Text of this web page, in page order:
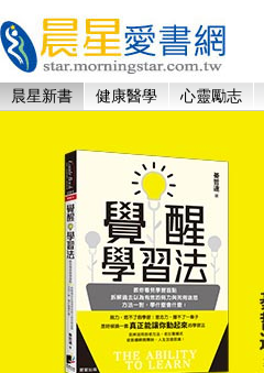
晨星新書 健康醫學 心靈勵志